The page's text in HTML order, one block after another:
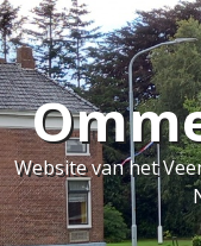
Ga
naar
de
inhoud
Website van het